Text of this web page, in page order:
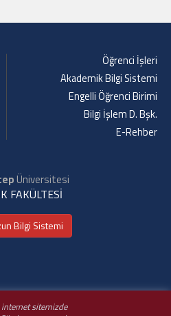
sitemizde
Öğrenci İşleri
Akademik Bilgi Sistemi
Engelli Öğrenci Birimi
Bilgi İşlem D. Bşk.
E-Rehber
Üniversitesi
FAKÜLTESİ
Bilgi Sistemi